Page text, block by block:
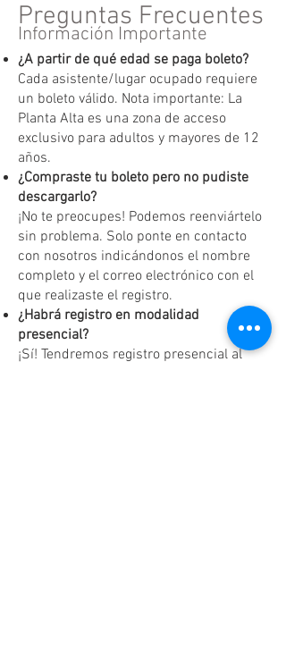
Preguntas Frecuentes
Información Importante
¿A partir de qué edad se paga boleto?
Cada asistente/lugar ocupado requiere
un boleto válido. Nota importante: La
Planta Alta es una zona de acceso
exclusivo para adultos y mayores de 12
años.
¿Compraste tu boleto pero no pudiste
descargarlo?
¡No te preocupes! Podemos reenviártelo
sin problema. Solo ponte en contacto
con nosotros indicándonos el nombre
completo y el correo electrónico con el
que realizaste el registro.
¿Habrá registro en modalidad
presencial?
¡Sí! Tendremos registro presencial al